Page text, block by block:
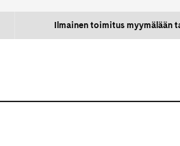
Ilmainen toimitus myymälään